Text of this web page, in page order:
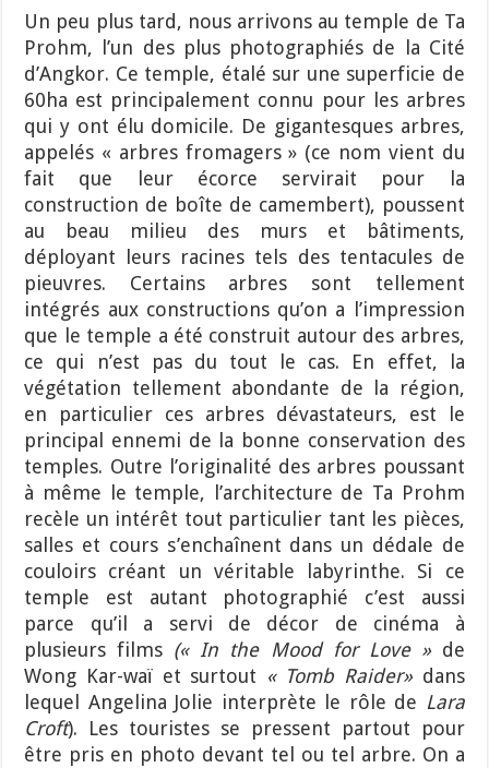
Un peu plus tard, nous arrivons au temple de Ta
Prohm, l’un des plus photographiés de la Cité
d’Angkor. Ce temple, étalé sur une superficie de
60ha est principalement connu pour les arbres
qui y ont élu domicile. De gigantesques arbres,
appelés « arbres fromagers » (ce nom vient du
fait que leur écorce servirait pour la
construction de boîte de camembert), poussent
au beau milieu des murs et bâtiments,
déployant leurs racines tels des tentacules de
pieuvres. Certains arbres sont tellement
intégrés aux constructions qu’on a l’impression
que le temple a été construit autour des arbres,
ce qui n’est pas du tout le cas. En effet, la
végétation tellement abondante de la région,
en particulier ces arbres dévastateurs, est le
principal ennemi de la bonne conservation des
temples. Outre l’originalité des arbres poussant
à même le temple, l’architecture de Ta Prohm
recèle un intérêt tout particulier tant les pièces,
salles et cours s’enchaînent dans un dédale de
couloirs créant un véritable labyrinthe. Si ce
temple est autant photographié c’est aussi
parce qu’il a servi de décor de cinéma à
plusieurs films (« In the Mood for Love »de
Wong Kar-waï et surtout « Tomb Raider»dans
lequel Angelina Jolie interprète le rôle de Lara
Croft). Les touristes se pressent partout pour
être pris en photo devant tel ou tel arbre. On a